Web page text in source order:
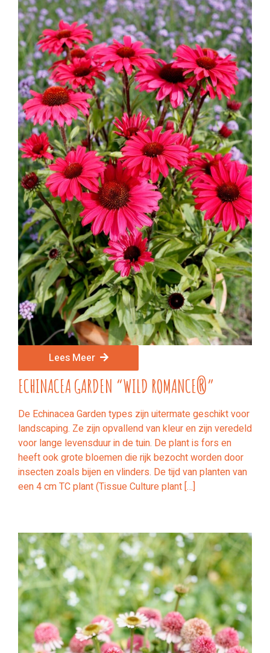
Lees Meer
ECHINACEA GARDEN “WILD ROMANCE®”
De Echinacea Garden types zijn uitermate geschikt voor
landscaping. Ze zijn opvallend van kleur en zijn veredeld
voor lange levensduur in de tuin. De plant is fors en
heeft ook grote bloemen die rijk bezocht worden door
insecten zoals bijen en vlinders. De tijd van planten van
een 4 cm TC plant (Tissue Culture plant […]